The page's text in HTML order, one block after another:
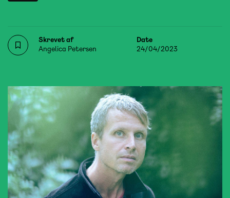
Skrevet af
Angelica Petersen
Date
24/04/2023